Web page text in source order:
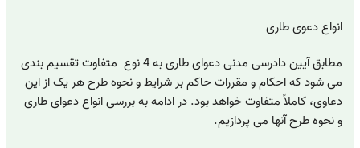
انواع دعوی طاری
مطابق آیین دادرسی مدنی دعوای طاری به 4 نوع متفاوت تقسیم بندی
می شود که احکام و مقررات حاکم بر شرایط و نحوه طرح هر یک از این
دعاوی، کاملاً متفاوت خواهد بود. در ادامه به بررسی انواع دعوای طاری
و نحوه طرح آنها می پردازیم.